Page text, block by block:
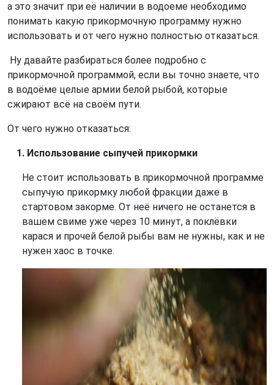
а это значит при её наличии в водоеме необходимо
понимать какую прикормочную программу нужно
использовать и от чего нужно полностью отказаться.
Ну давайте разбираться более подробно с
прикормочной программой, если вы точно знаете, что
в водоёме целые армии белой рыбой, которые
сжирают всё на своём пути.
От чего нужно отказаться:
Использование сыпучей прикормки
Не стоит использовать в прикормочной программе
сыпучую прикормку любой фракции даже в
стартовом закорме. От неё ничего не останется в
вашем свиме уже через 10 минут, а поклёвки
карася и прочей белой рыбы вам не нужны, как и не
нужен хаос в точке.